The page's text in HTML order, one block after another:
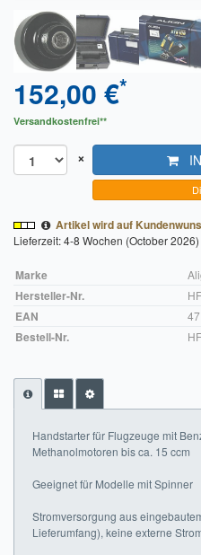
Zahlung und Versand
Widerrufsrecht
Widerrufsbelehrung
Widerrufsformular
Widerrufsbelehrung
Widerrufsformular
AGB und
Datenschutzerklärung
Hinweise zur
Impressum
ÜBER UNS
Unsere Philosophie
152,00 €*
Versandkostenfrei**
×
Artikel wird auf
Lieferzeit: 4-8 Wochen (October 2026)
Marke
Hersteller-Nr.
EAN
Bestell-Nr.
Handstarter für Flugzeuge mit
Methanolmotoren bis ca. 15 ccm
Geeignet für Modelle mit Spinner
Stromversorgung aus
Lieferumfang), keine externe